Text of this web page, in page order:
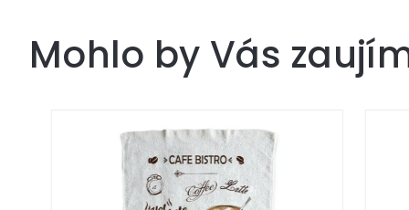
Mohlo by Vás